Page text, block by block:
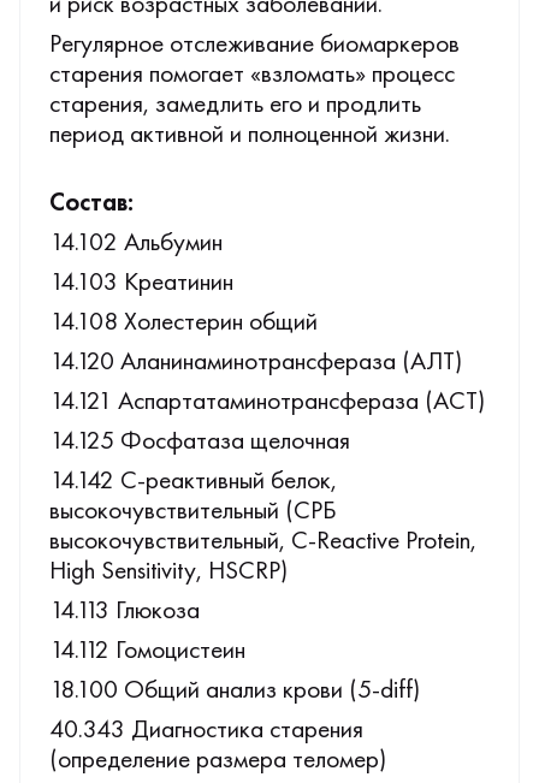
Регулярное отслеживание биомаркеров
старения помогает «взломать» процесс
старения, замедлить его и продлить
период активной и полноценной жизни.
Состав:
14.102 Альбумин
14.103 Креатинин
14.108 Холестерин общий
14.120 Аланинаминотрансфераза (АЛТ)
14.121 Аспартатаминотрансфераза (АСТ)
14.125 Фосфатаза щелочная
14.142 С-реактивный белок,
высокочувствительный (СРБ
высокочувствительный, C-Reactive Protein,
High Sensitivity, HSCRP)
14.113 Глюкоза
14.112 Гомоцистеин
18.100 Общий анализ крови (5-diff)
40.343 Диагностика старения
(определение размера теломер)